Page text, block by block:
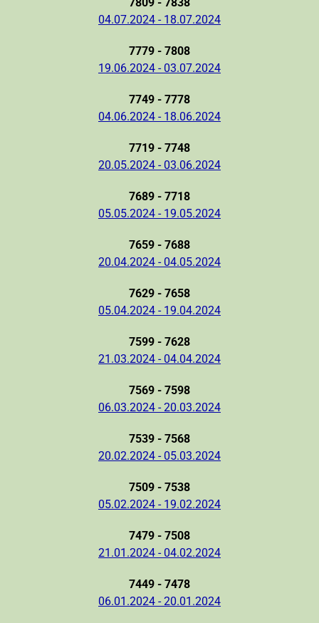
04.07.2024 - 18.07.2024
7779 - 7808
19.06.2024 - 03.07.2024
7749 - 7778
04.06.2024 - 18.06.2024
7719 - 7748
20.05.2024 - 03.06.2024
7689 - 7718
05.05.2024 - 19.05.2024
7659 - 7688
20.04.2024 - 04.05.2024
7629 - 7658
05.04.2024 - 19.04.2024
7599 - 7628
21.03.2024 - 04.04.2024
7569 - 7598
06.03.2024 - 20.03.2024
7539 - 7568
20.02.2024 - 05.03.2024
7509 - 7538
05.02.2024 - 19.02.2024
7479 - 7508
21.01.2024 - 04.02.2024
7449 - 7478
06.01.2024 - 20.01.2024